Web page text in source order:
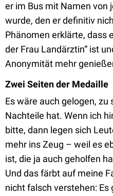
er im Bus mit Namen von
wurde, den er definitiv
Phänomen erklärte, dass
der Frau Landärztin“ ist
Anonymität mehr
Zwei Seiten der Medaille
Es wäre auch gelogen, zu
Nachteile hat. Wenn ich
bitte, dann legen sich
mehr ins Zeug – weil es
ist, die ja auch geholfen
Und das färbt auf meine
nicht falsch verstehen: